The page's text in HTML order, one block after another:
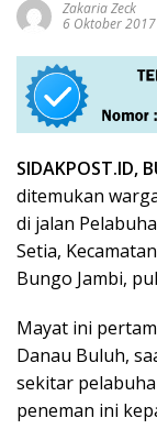
Zakaria Zeck
6 Oktober
SIDAKPOST.ID,
ditemukan
di jalan
Setia,
Bungo Jambi,
Mayat ini
Danau Buluh,
sekitar
peneman ini